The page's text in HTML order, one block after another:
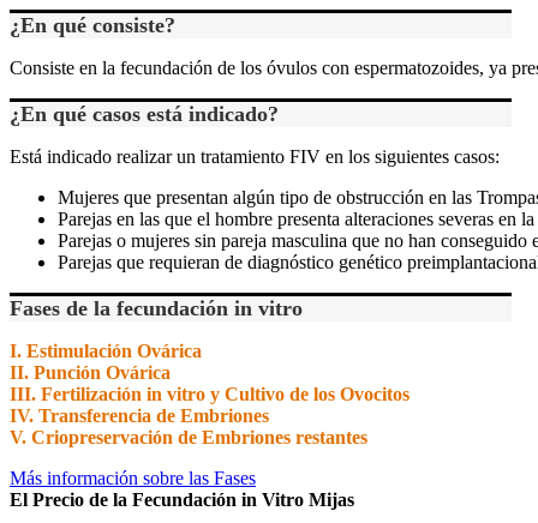
¿En qué consiste?
Consiste en la fecundación de los óvulos con espermatozoides, ya
¿En qué casos está indicado?
Está indicado realizar un tratamiento FIV en los siguientes casos:
Mujeres que presentan algún tipo de obstrucción en las
Parejas en las que el hombre presenta alteraciones severas en
Parejas o mujeres sin pareja masculina que no han
Parejas que requieran de diagnóstico genético
Fases de la fecundación in vitro
I. Estimulación Ovárica
II. Punción Ovárica
III. Fertilización in vitro y Cultivo de los Ovocitos
IV. Transferencia de Embriones
V. Criopreservación de Embriones restantes
Más información sobre las Fases
El Precio de la Fecundación in Vitro Mijas